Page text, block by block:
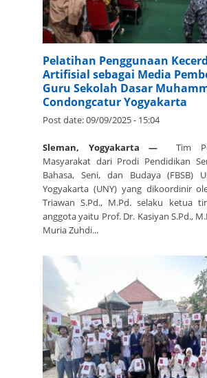
Pelatihan Penggunaan
Artifisial sebagai Media
Guru Sekolah Dasar
Condongcatur Yogyakarta
Post date:09/09/2025 - 15:04
Sleman, Yogyakarta — Tim
Masyarakat dari Prodi Pendidikan
Bahasa, Seni, dan Budaya (FBSB)
Yogyakarta (UNY) yang dikoordinir
Triawan S.Pd., M.Pd. selaku ketua
anggota yaitu Prof. Dr. Kasiyan S.Pd.,
Muria Zuhdi...